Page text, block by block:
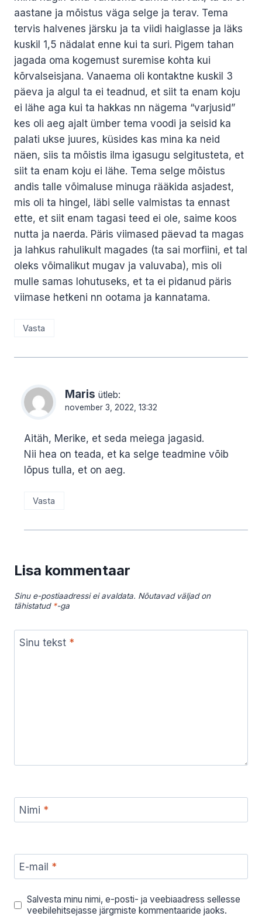
aastane ja mõistus väga selge ja terav. Tema
tervis halvenes järsku ja ta viidi haiglasse ja läks
kuskil 1,5 nädalat enne kui ta suri. Pigem tahan
jagada oma kogemust suremise kohta kui
kõrvalseisjana. Vanaema oli kontaktne kuskil 3
päeva ja algul ta ei teadnud, et siit ta enam koju
ei lähe aga kui ta hakkas nn nägema “varjusid”
kes oli aeg ajalt ümber tema voodi ja seisid ka
palati ukse juures, küsides kas mina ka neid
näen, siis ta mõistis ilma igasugu selgitusteta, et
siit ta enam koju ei lähe. Tema selge mõistus
andis talle võimaluse minuga rääkida asjadest,
mis oli ta hingel, läbi selle valmistas ta ennast
ette, et siit enam tagasi teed ei ole, saime koos
nutta ja naerda. Päris viimased päevad ta magas
ja lahkus rahulikult magades (ta sai morfiini, et tal
oleks võimalikut mugav ja valuvaba), mis oli
mulle samas lohutuseks, et ta ei pidanud päris
viimase hetkeni nn ootama ja kannatama.
Vasta
Maris ütleb:
november 3, 2022, 13:32
Aitäh, Merike, et seda meiega jagasid.
Nii hea on teada, et ka selge teadmine võib
lõpus tulla, et on aeg.
Vasta
Lisa kommentaar
Sinu e-postiaadressi ei avaldata. Nõutavad väljad on
tähistatud *-ga
Sinu tekst *
Nimi *
E-mail *
Salvesta minu nimi, e-posti- ja veebiaadress sellesse
veebilehitsejasse järgmiste kommentaaride jaoks.